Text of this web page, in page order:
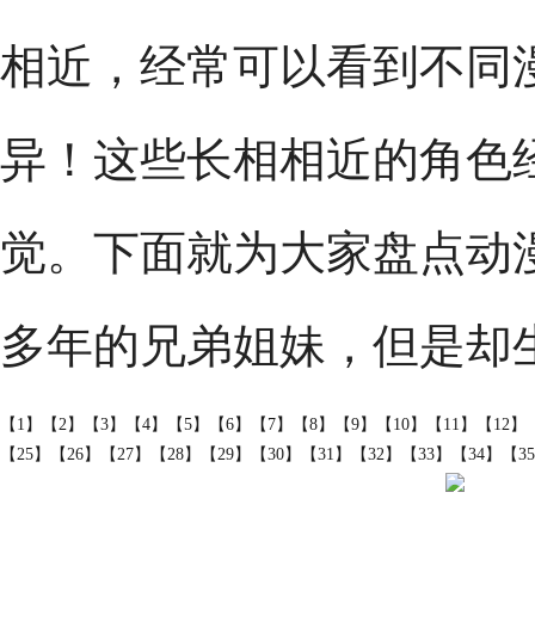
相近，经常可以看到不同
异！这些长相相近的角色
觉。下面就为大家盘点
多年的兄弟姐妹，但是
【1】 【2】 【3】 【4】 【5】 【6】 【7】 【8】 【9】 【10】 【11】 【12】
【25】
【26】 【27】 【28】 【29】 【30】 【31】 【32】 【33】 【34】 【